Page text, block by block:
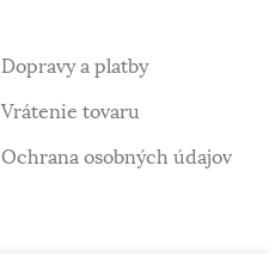
Dopravy a platby
Vrátenie tovaru
Ochrana osobných údajov